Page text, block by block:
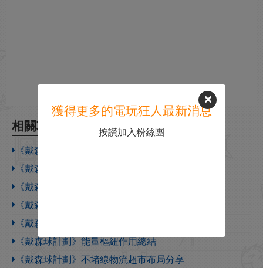
相關攻略
《戴森球計劃》卡西米爾晶體生產線分享
《戴森球計劃》判斷單元建造思路分享
《戴森球計劃》可複用傳送帶運力系統分享
《戴森球計劃》每分鐘1080白糖生產線布局
《戴森球計劃》可擴展時序邏輯門電路分享
《戴森球計劃》能量樞紐作用總結
《戴森球計劃》不堵線物流超市布局分享
獲得更多的電玩狂人最新消息
按讚加入粉絲團